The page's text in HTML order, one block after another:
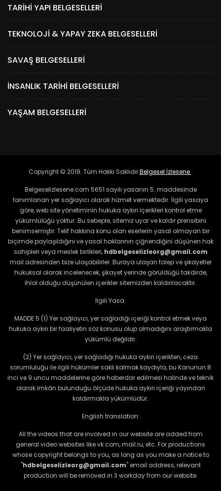
TARIHI YAPI BELGESELLERI
TEKNOLOJI & YAPAY ZEKA BELGESELLERI
SAVAŞ BELGESELLERI
İNSANLIK TARIHI BELGESELLERI
YAŞAM BELGESELLERI
Copyright © 2019. Tüm Hakkı SaklıdırBelgesel İzlesene .
Belgeselizlesene.com 5651 sayılı yasanın 5. maddesinde
tanımlanan yer sağlayıcı olarak hizmet vermektedir. İlgili yasaya
göre, web site yönetiminin hukuka aykırı içerikleri kontrol etme
yükümlülüğü yoktur. Bu sebeple, sitemiz uyar ve kaldır prensibini
benimsemiştir. Telif hakkına konu olan eserlerin yasal olmayan bir
biçimde paylaşıldığını ve yasal haklarının çiğnendiğini düşünen hak
sahipleri veya meslek birlikleri, hdbelgeselizleorg@gmail.com
mail adresinden bize ulaşabilirler. Buraya ulaşan talep ve şikayetler
hukuksal olarak incelenecek, şikayet yerinde görüldüğü takdirde,
ihlal olduğu düşünülen içerikler sitemizden kaldırılacaktır.
İlgili Yasa:
MADDE 5 (1) Yer sağlayıcı, yer sağladığı içeriği kontrol etmek veya
hukuka aykırı bir faaliyetin söz konusu olup olmadığını araştırmakla
yükümlü değildir.
(2) Yer sağlayıcı, yer sağladığı hukuka aykırı içerikten, ceza
sorumluluğu ile ilgili hükümler saklı kalmak kaydıyla, bu Kanunun 8
inci ve 9 uncu maddelerine göre haberdar edilmesi halinde ve teknik
olarak imkân bulunduğu ölçüde hukuka aykırı içeriği yayından
kaldırmakla yükümlüdür.
English translation:
All the videos that are involved in our website are added from
general video websites like vk.com, mail.ru, etc. For productions
whose copyright belongs to you, as long as you make a notice to
"hdbelgeselizleorg@gmail.com" email address, relevant
production will be removed in 3 workday from our website.